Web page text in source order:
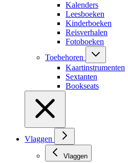
Kalenders
Leesboeken
Kinderboeken
Reisverhalen
Fotoboeken
Toebehoren
Kaartinstrumenten
Sextanten
Bookseats
Vlaggen
Vlaggen